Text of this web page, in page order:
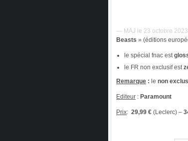
— MAJ le 23 octobre
Beasts » (éditions
le spécial fnac est
le FR non exclusif est
Remarque : le non
Editeur : Paramount
Prix: 29,99 € (Leclerc) –